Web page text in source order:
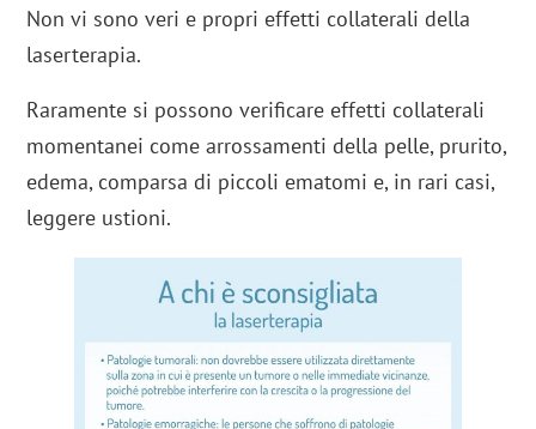
Non vi sono veri e propri effetti collaterali della
laserterapia.
Raramente si possono verificare effetti collaterali
momentanei come arrossamenti della pelle, prurito,
edema, comparsa di piccoli ematomi e, in rari casi,
leggere ustioni.